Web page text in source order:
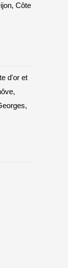
Côte
d'or et